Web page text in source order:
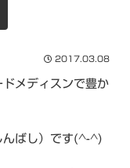
2017.03.08
メディスンで豊か
んばし）です(^-^)